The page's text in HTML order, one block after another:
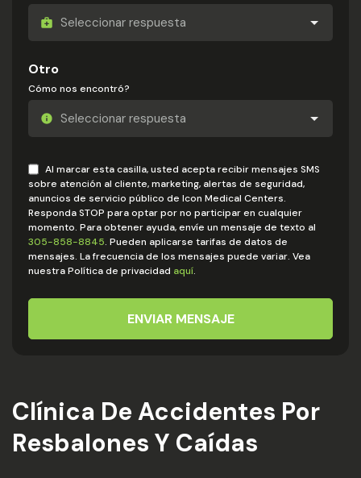
Otro
Cómo nos encontró?
Al marcar esta casilla, usted acepta recibir mensajes SMS
sobre atención al cliente, marketing, alertas de seguridad,
anuncios de servicio público de Icon Medical Centers.
Responda STOP para optar por no participar en cualquier
momento. Para obtener ayuda, envíe un mensaje de texto al
305-858-8845. Pueden aplicarse tarifas de datos de
mensajes. La frecuencia de los mensajes puede variar. Vea
nuestra Política de privacidad aquí.
ENVIAR MENSAJE
Clínica De Accidentes Por
Resbalones Y Caídas